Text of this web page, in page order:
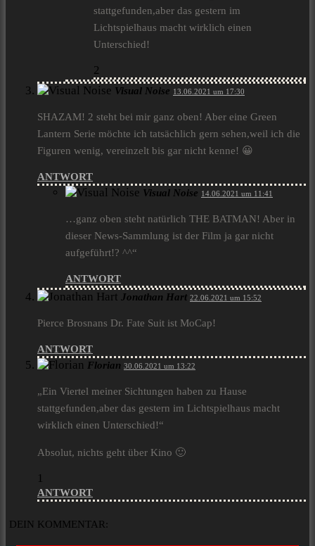
stattgefunden,aber das gestern im
Lichtspielhaus macht wirklich einen
Unterschied!
2
Visual Noise 13.06.2021 um 17:30
SHAZAM! 2 steht bei mir ganz oben! Aber eine Green
Lantern Serie möchte ich tatsächlich gern sehen,weil ich die
Figuren wenig, vereinzelt bis gar nicht kenne! 😀
ANTWORT
Visual Noise 14.06.2021 um 11:41
…ganz oben steht natürlich THE BATMAN! Aber in
dieser News-Sammlung ist der Film ja gar nicht
aufgeführt!? ^^“
ANTWORT
Jonathan Hart 22.06.2021 um 15:52
Pierce Brosnans Dr. Fate Suit ist MoCap!
ANTWORT
Florian 30.06.2021 um 13:22
„Ein Viertel meiner Sichtungen haben zu Hause
stattgefunden,aber das gestern im Lichtspielhaus macht
wirklich einen Unterschied!“
Absolut, nichts geht über Kino 🙂
1
ANTWORT
DEIN KOMMENTAR: